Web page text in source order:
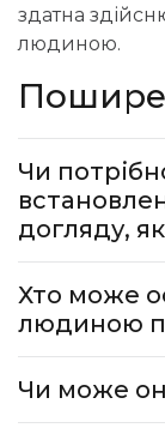
здатна
людиною.
Чи
догляду,
Хто може
людиною
Чи може